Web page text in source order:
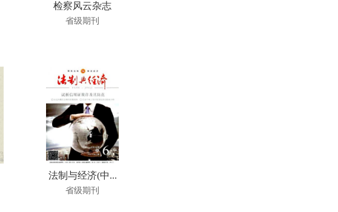
检察风云杂志
省级期刊
法制与经济(中...
省级期刊